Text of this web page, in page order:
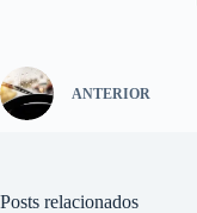
ANTERIOR
Posts relacionados